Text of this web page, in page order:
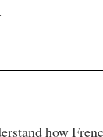
.
how